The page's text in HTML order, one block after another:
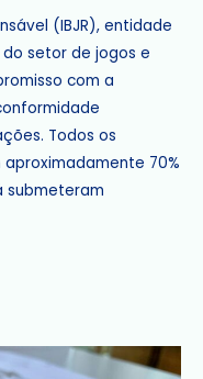
(IBJR), entidade
setor de jogos e
com a
Todos os
aproximadamente 70%
submeteram